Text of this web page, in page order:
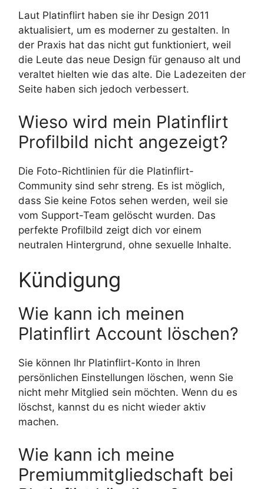
Laut Platinflirt haben sie ihr Design 2011
aktualisiert, um es moderner zu gestalten. In
der Praxis hat das nicht gut funktioniert, weil
die Leute das neue Design für genauso alt und
veraltet hielten wie das alte. Die Ladezeiten der
Seite haben sich jedoch verbessert.
Wieso wird mein Platinflirt
Profilbild nicht angezeigt?
Die Foto-Richtlinien für die Platinflirt-
Community sind sehr streng. Es ist möglich,
dass Sie keine Fotos sehen werden, weil sie
vom Support-Team gelöscht wurden. Das
perfekte Profilbild zeigt dich vor einem
neutralen Hintergrund, ohne sexuelle Inhalte.
Kündigung
Wie kann ich meinen
Platinflirt Account löschen?
Sie können Ihr Platinflirt-Konto in Ihren
persönlichen Einstellungen löschen, wenn Sie
nicht mehr Mitglied sein möchten. Wenn du es
löschst, kannst du es nicht wieder aktiv
machen.
Wie kann ich meine
Premiummitgliedschaft bei